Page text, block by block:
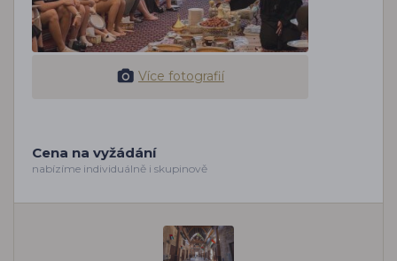
Více fotografií
Cena na vyžádání
nabízíme individuálně i skupinově